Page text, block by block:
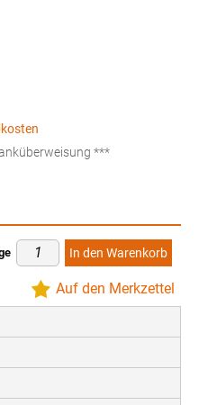
***
In den Warenkorb
Auf den Merkzettel